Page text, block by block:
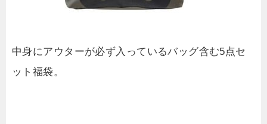
中身にアウターが必ず入っているバッグ含む5点セ
ット福袋。